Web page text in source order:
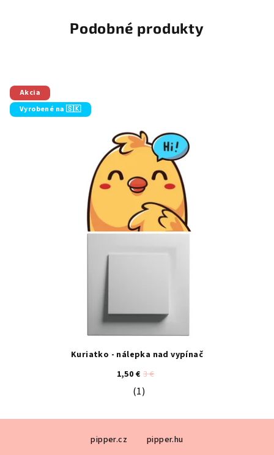
Podobné produkty
Akcia
Vyrobené na 🇸🇰
Kuriatko - nálepka nad vypínač
1,50 € 3 €
Priemerné hodnotenie produktu
(1)
pipper.cz pipper.hu